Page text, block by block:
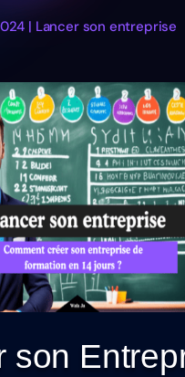
| Lancer son entreprise
son